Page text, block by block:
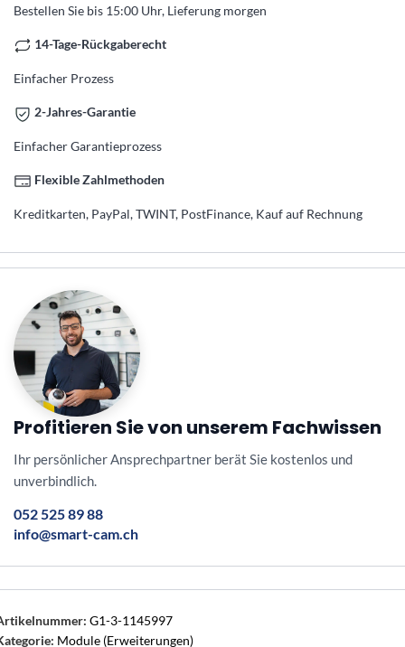
Bestellen Sie bis 15:00 Uhr, Lieferung morgen
14-Tage-Rückgaberecht
Einfacher Prozess
2-Jahres-Garantie
Einfacher Garantieprozess
Flexible Zahlmethoden
Kreditkarten, PayPal, TWINT, PostFinance, Kauf auf Rechnung
Profitieren Sie von unserem Fachwissen
Ihr persönlicher Ansprechpartner berät Sie kostenlos und
unverbindlich.
052 525 89 88
info@smart-cam.ch
G1-3-1145997
Module (Erweiterungen)